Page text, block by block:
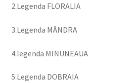
2.Legenda
3.Legenda
4.legenda
5.Legenda